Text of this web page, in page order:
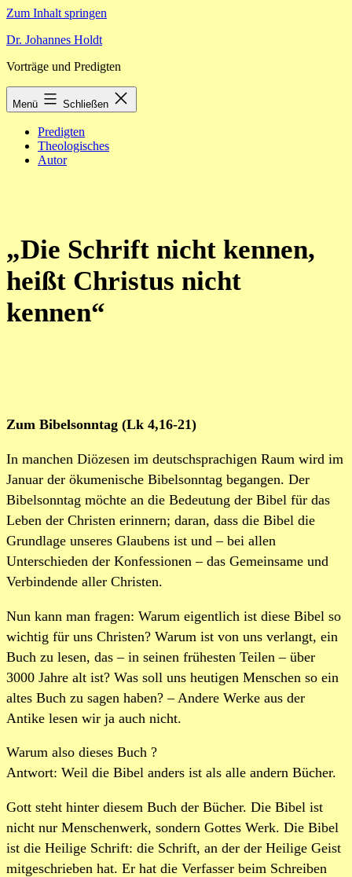
Zum Inhalt springen
Dr. Johannes Holdt
Vorträge und Predigten
Menü Schließen
Predigten
Theologisches
Autor
„Die Schrift nicht kennen,
heißt Christus nicht
kennen“
Zum Bibelsonntag (Lk 4,16-21)
In manchen Diözesen im deutschsprachigen Raum wird im
Januar der ökumenische Bibelsonntag begangen. Der
Bibelsonntag möchte an die Bedeutung der Bibel für das
Leben der Christen erinnern; daran, dass die Bibel die
Grundlage unseres Glaubens ist und – bei allen
Unterschieden der Konfessionen – das Gemeinsame und
Verbindende aller Christen.
Nun kann man fragen: Warum eigentlich ist diese Bibel so
wichtig für uns Christen? Warum ist von uns verlangt, ein
Buch zu lesen, das – in seinen frühesten Teilen – über
3000 Jahre alt ist? Was soll uns heutigen Menschen so ein
altes Buch zu sagen haben? – Andere Werke aus der
Antike lesen wir ja auch nicht.
Warum also dieses Buch ?
Antwort: Weil die Bibel anders ist als alle andern Bücher.
Gott steht hinter diesem Buch der Bücher. Die Bibel ist
nicht nur Menschenwerk, sondern Gottes Werk. Die Bibel
ist die Heilige Schrift: die Schrift, an der der Heilige Geist
mitgeschrieben hat. Er hat die Verfasser beim Schreiben